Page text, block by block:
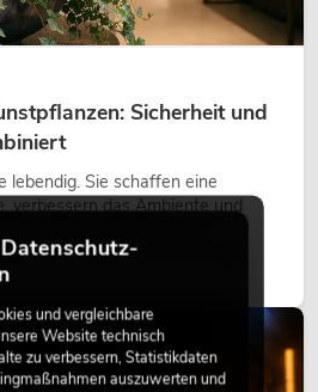
Sicherheit und
lebendig. Sie schaffen eine
verbessern das Ambiente und
in Hotels, Restaurants,
oder auf Messeständen:
gehört heute längst zum
und vergleichbare
Website technisch
zu verbessern, Statistikdaten
auszuwerten und